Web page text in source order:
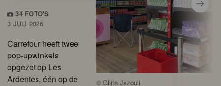
34 FOTO'S
3 JULI 2026
Carrefour heeft twee
pop-upwinkels
opgezet op Les
Ardentes, één op de
©Ghita Jazouli